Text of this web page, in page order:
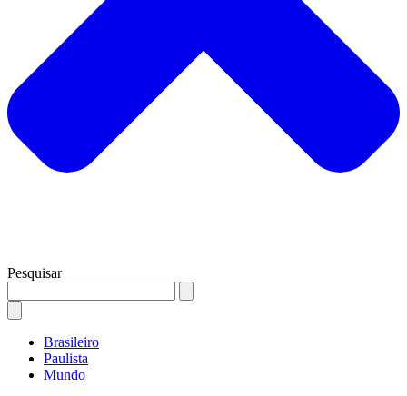
Pesquisar
Brasileiro
Paulista
Mundo